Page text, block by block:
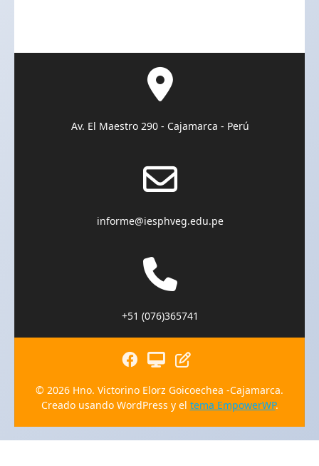
Av. El Maestro 290 - Cajamarca - Perú
informe@iesphveg.edu.pe
+51 (076)365741
© 2026 Hno. Victorino Elorz Goicoechea -Cajamarca.
Creado usando WordPress y el tema EmpowerWP.